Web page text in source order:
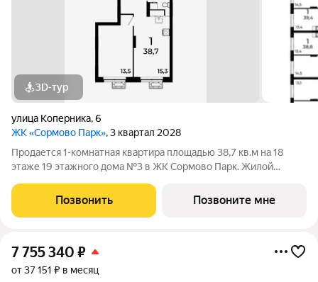
3D-тур
улица Коперника,6
ЖК «Сормово Парк», 3 квартал 2028
Продается 1-комнатная квартира площадью 38,7 кв.м на 18
этаже 19 этажного дома №3 в ЖК Сормово Парк. Жилой
центральной локации Сормовского района Нижнего
Новгорода. В окружении комплекса Сормовский
Позвонить Позвоните мне
7 755 340 ₽
от 37 151 ₽ в месяц